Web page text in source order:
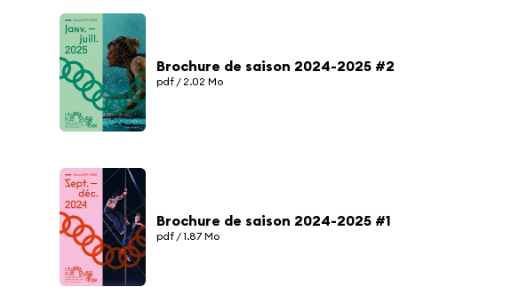
Brochure de saison 2024-2025 #2
pdf / 2.02 Mo
Brochure de saison 2024-2025 #1
pdf / 1.87 Mo